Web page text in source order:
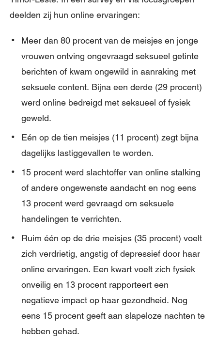
deelden zij hun online ervaringen:
Meer dan 80 procent van de meisjes en jonge
vrouwen ontving ongevraagd seksueel getinte
berichten of kwam ongewild in aanraking met
seksuele content. Bijna een derde (29 procent)
werd online bedreigd met seksueel of fysiek
geweld.
Eén op de tien meisjes (11 procent) zegt bijna
dagelijks lastiggevallen te worden.
15 procent werd slachtoffer van online stalking
of andere ongewenste aandacht en nog eens
13 procent werd gevraagd om seksuele
handelingen te verrichten.
Ruim één op de drie meisjes (35 procent) voelt
zich verdrietig, angstig of depressief door haar
online ervaringen. Een kwart voelt zich fysiek
onveilig en 13 procent rapporteert een
negatieve impact op haar gezondheid. Nog
eens 15 procent geeft aan slapeloze nachten te
hebben gehad.